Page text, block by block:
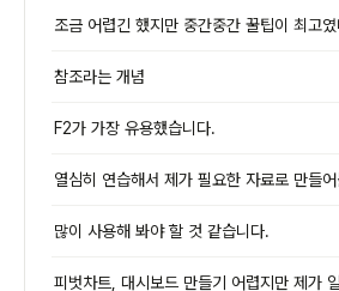
조금 어렵긴 했지만 중간중간 꿀팁이 최고
참조라는 개념
F2가 가장 유용했습니다.
열심히 연습해서 제가 필요한 자료로 만들
많이 사용해 봐야 할 것 같습니다.